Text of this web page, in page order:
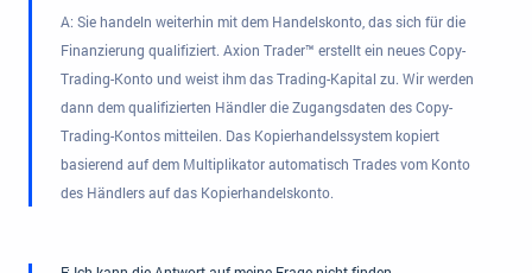
A: Sie handeln weiterhin mit dem Handelskonto, das sich für die
Finanzierung qualifiziert. Axion Trader™ erstellt ein neues Copy-
Trading-Konto und weist ihm das Trading-Kapital zu. Wir werden
dann dem qualifizierten Händler die Zugangsdaten des Copy-
Trading-Kontos mitteilen. Das Kopierhandelssystem kopiert
basierend auf dem Multiplikator automatisch Trades vom Konto
des Händlers auf das Kopierhandelskonto.